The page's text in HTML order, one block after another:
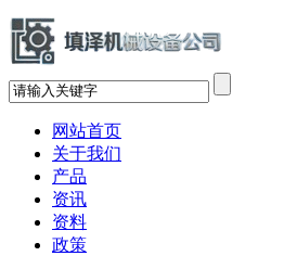
网站首页
关于我们
产品
资讯
资料
政策